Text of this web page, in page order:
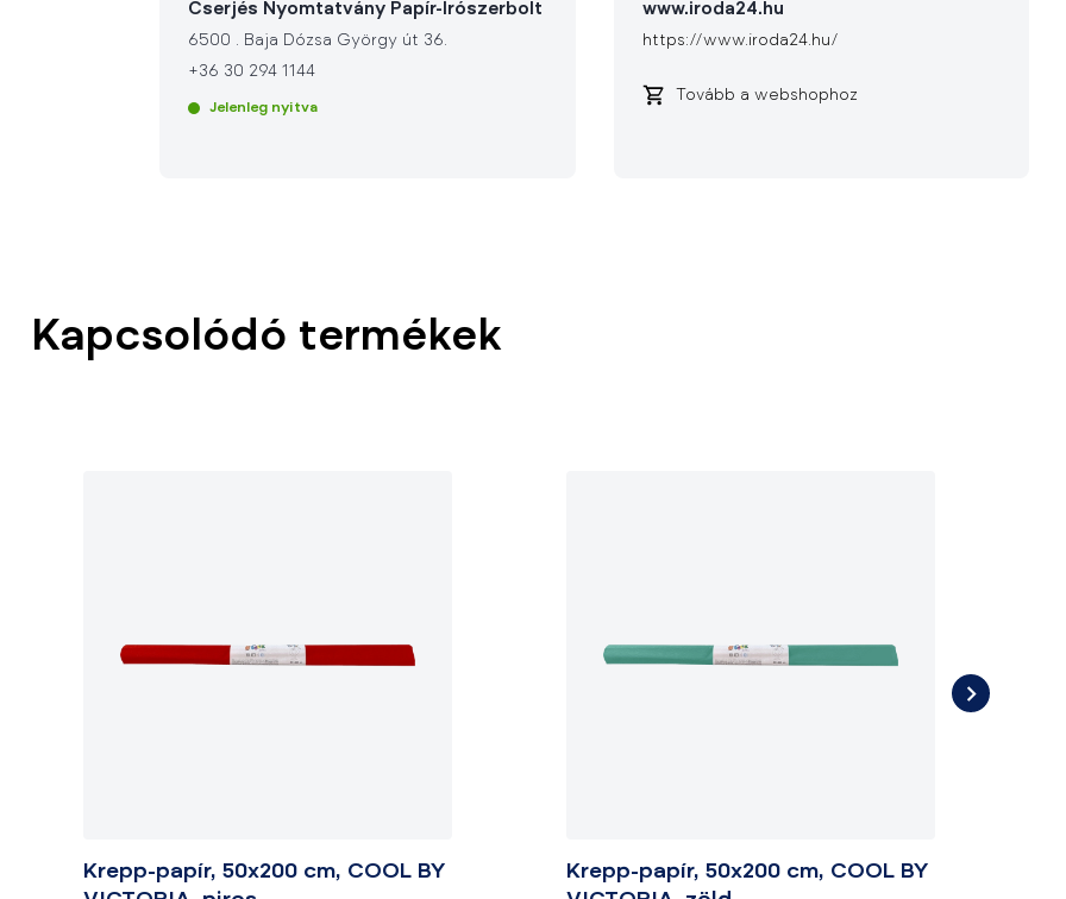
Cserjés Nyomtatvány Papír-Írószerbolt
6500 . Baja Dózsa György út 36.
+36 30 294 1144
Jelenleg nyitva
www.iroda24.hu
https://www.iroda24.hu/
Tovább a webshophoz
Kapcsolódó termékek
Krepp-papír, 50x200 cm, COOL BY
Krepp-papír, 50x200 cm, COOL BY